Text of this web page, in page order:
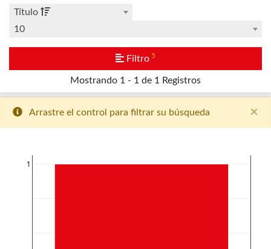
Mostrando 1 - 1 de 1 Registros
Título
10
Filtro 5
×
Arrastre el control para filtrar su búsqueda
1